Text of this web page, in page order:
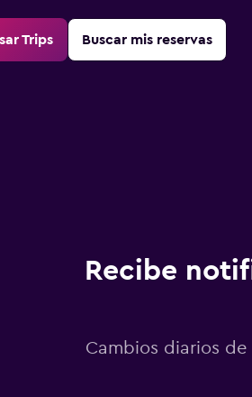
Trips Buscar mis reservas
Recibe
Cambios diarios